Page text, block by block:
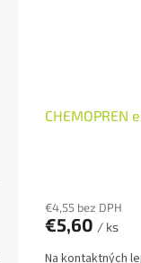
CHEMOPREN
€4,55 bez DPH
€5,60 / ks
Na kontaktných